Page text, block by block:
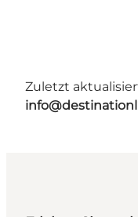
Zuletzt